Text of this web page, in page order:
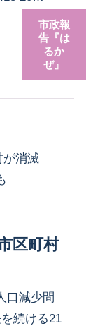
市政報
告『は
るか
ぜ』
が消滅
口減少問
続ける21